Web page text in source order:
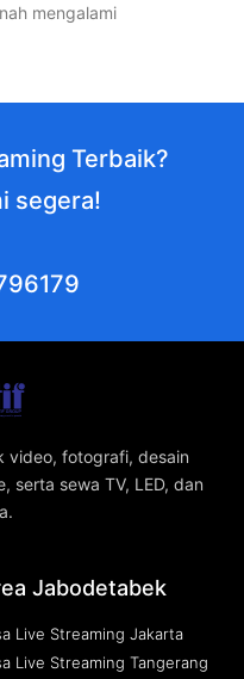
mengalami
Terbaik?
segera!
video, fotografi, desain
serta sewa TV, LED, dan
Jabodetabek
Live Streaming Jakarta
Live Streaming Tangerang